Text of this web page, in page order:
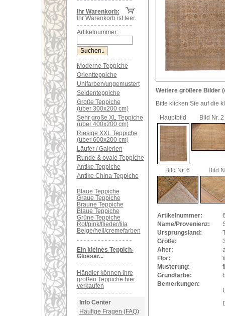
Ihr Warenkorb:
Ihr Warenkorb ist leer.
Artikelnummer:
Moderne Teppiche
Orientteppiche
Unifarben/ungemustert
Seidenteppiche
Große Teppiche
(über 300x200 cm)
Sehr große XL Teppiche
(über 400x200 cm)
Riesige XXL Teppiche
(über 600x200 cm)
Läufer / Galerien
Runde & ovale Teppiche
Antike Teppiche
Antike China Teppiche
Blaue Teppiche
Graue Teppiche
Braune Teppiche
Blaue Teppiche
Grüne Teppiche
Rot/pink/flieder/lila
Beige/hell/cremefarben
Ein kleines Teppich-
Glossar...
Händler können ihre
großen Teppiche hier
verkaufen
Info Center
Häufige Fragen (FAQ)
Weitere größere Bilder
Bitte klicken Sie auf die
Hauptbild
Bild Nr. 2
Bild Nr. 6 Bild
Artikelnummer:
Name/Provenienz:
Ursprungsland:
Größe:
Alter:
Flor:
Musterung:
Grundfarbe:
Bemerkungen: